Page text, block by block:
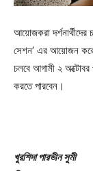
আয়োজকরা
সেশন’ এর আয়োজন
চলবে আগামী ২ অক্টোবর
করতে পারবেন।
খুরশিদা পারভীন সুমী